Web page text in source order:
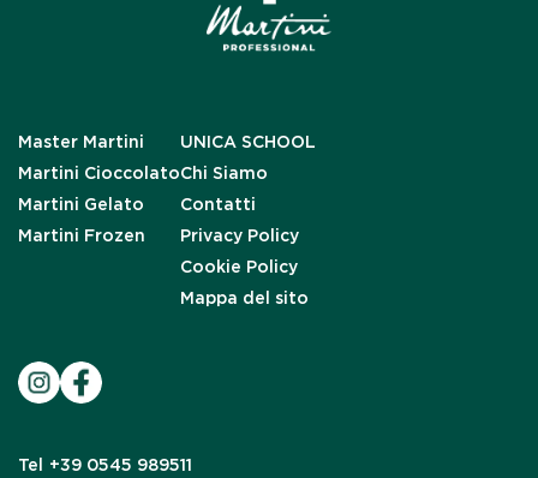
Master Martini
Martini Cioccolato
Martini Gelato
Martini Frozen
UNICA SCHOOL
Chi Siamo
Contatti
Privacy Policy
Cookie Policy
Mappa del sito
Tel
+39 0545 989511